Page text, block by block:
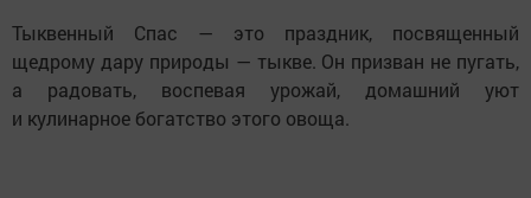
Тыквенный Спас — это праздник, посвященный
щедрому дару природы — тыкве. Он призван не пугать,
а радовать, воспевая урожай, домашний уют
и кулинарное богатство этого овоща.